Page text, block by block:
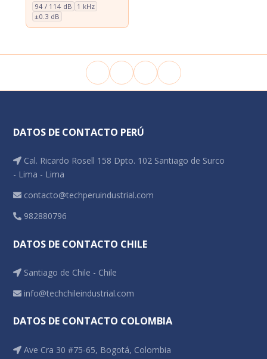
94 / 114 dB
1 kHz
±0.3 dB
DATOS DE CONTACTO PERÚ
Cal. Ricardo Rosell 158 Dpto. 102 Santiago de Surco
- Lima - Lima
contacto@techperuindustrial.com
982880796
DATOS DE CONTACTO CHILE
Santiago de Chile - Chile
info@techchileindustrial.com
DATOS DE CONTACTO COLOMBIA
Ave Cra 30 #75-65, Bogotá, Colombia